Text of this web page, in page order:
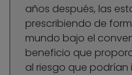
años después, las
prescribiendo de
mundo bajo el
beneficio que
al riesgo que podrían